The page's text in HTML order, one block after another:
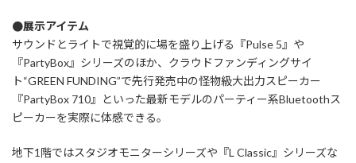
●展示アイテム
サウンドとライトで視覚的に場を盛り上げる『Pulse 5』や
『PartyBox』シリーズのほか、クラウドファンディングサイ
ト“GREEN FUNDING”で先行発売中の怪物級大出力スピーカー
『PartyBox 710』といった最新モデルのパーティー系Bluetoothス
ピーカーを実際に体感できる。
地下1階ではスタジオモニターシリーズや『L Classic』シリーズな